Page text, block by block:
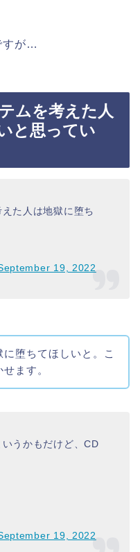
すが…
ムを考えた人
と思ってい
た人は地獄に堕ち
19, 2022
堕ちてほしいと。こ
ます。
うかもだけど、CD
19, 2022